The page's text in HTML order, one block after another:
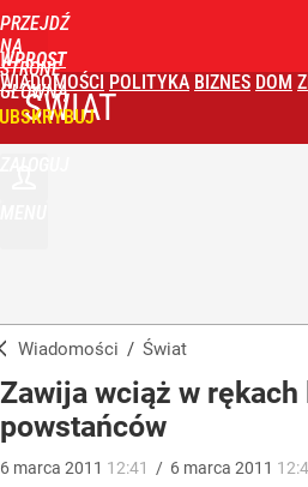
PRZEJDŹ
NA
STRONĘ
GŁÓWNĄ
WPROST
WIADOMOŚCI POLITYKA BIZNES DOM
ŚWIAT
Wiadomości / Świat
Zawija wciąż w
powstańców
6 marca 2011 12:41 / 6 marca 2011